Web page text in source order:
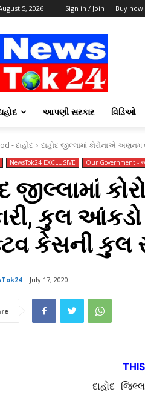
5, 2026 Sign in / Join Buy now!
આપણી સરકાર વિડિઓ
- દાહોદ દાહોદ જીલ્લામાં કોરોનાએ
NewsTok24 EXCLUSIVE Our Government -
જીલ્લામાં
કુલ આંકડો
કેસની કુલ
July 17, 2020
દાહોદ